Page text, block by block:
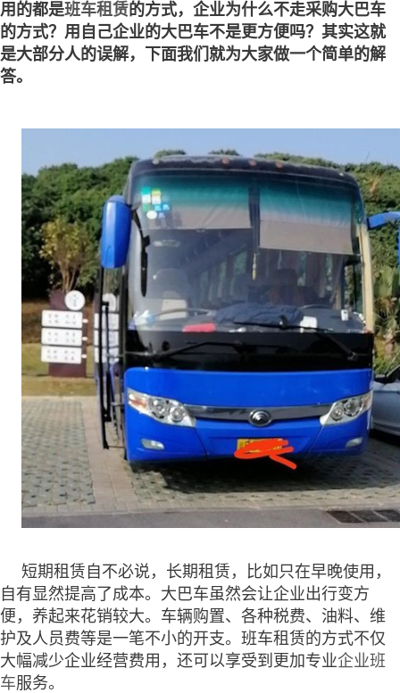
用的都是班车租赁的方式，企业为什么不走采购大巴车
的方式？用自己企业的大巴车不是更方便吗？其实这就
是大部分人的误解，下面我们就为大家做一个简单的解
答。
短期租赁自不必说，长期租赁，比如只在早晚使用，
自有显然提高了成本。大巴车虽然会让企业出行变方
便，养起来花销较大。车辆购置、各种税费、油料、维
护及人员费等是一笔不小的开支。班车租赁的方式不仅
大幅减少企业经营费用，还可以享受到更加专业企业班
车服务。